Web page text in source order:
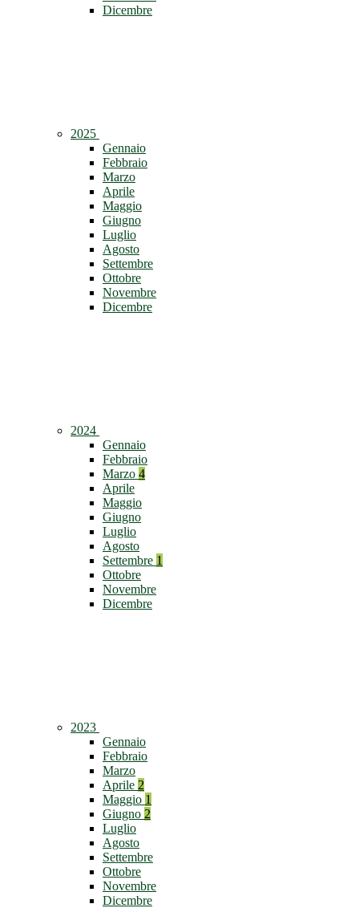
Dicembre
2025
Gennaio
Febbraio
Marzo
Aprile
Maggio
Giugno
Luglio
Agosto
Settembre
Ottobre
Novembre
Dicembre
2024
Gennaio
Febbraio
Marzo 4
Aprile
Maggio
Giugno
Luglio
Agosto
Settembre 1
Ottobre
Novembre
Dicembre
2023
Gennaio
Febbraio
Marzo
Aprile 2
Maggio 1
Giugno 2
Luglio
Agosto
Settembre
Ottobre
Novembre
Dicembre